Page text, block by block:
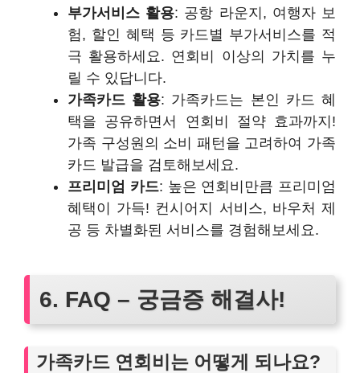
부가서비스 활용: 공항 라운지, 여행자 보
험, 할인 혜택 등 카드별 부가서비스를 적
극 활용하세요. 연회비 이상의 가치를 누
릴 수 있답니다.
가족카드 활용: 가족카드는 본인 카드 혜
택을 공유하면서 연회비 절약 효과까지!
가족 구성원의 소비 패턴을 고려하여 가족
카드 발급을 검토해보세요.
프리미엄 카드: 높은 연회비만큼 프리미엄
혜택이 가득! 컨시어지 서비스, 바우처 제
공 등 차별화된 서비스를 경험해보세요.
6. FAQ – 궁금증 해결사!
가족카드 연회비는 어떻게 되나요?